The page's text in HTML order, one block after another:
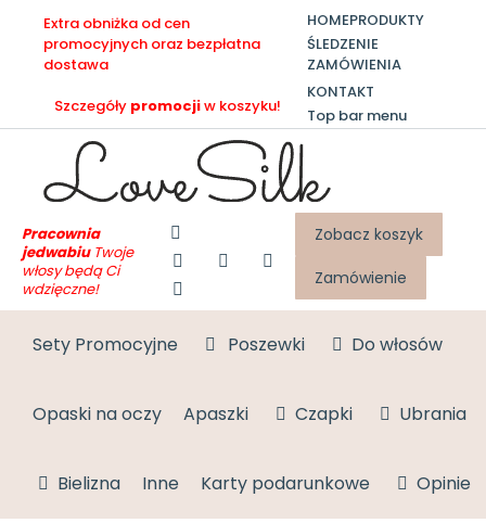
Extra obniżka od cen
promocyjnych oraz bezpłatna
dostawa
Szczegóły promocjiw koszyku!
HOMEPRODUKTY
ŚLEDZENIE
ZAMÓWIENIA
KONTAKT
Top bar menu
Pracownia
jedwabiuTwoje
włosy będą Ci
wdzięczne!
Zobacz koszyk
Zamówienie
Sety Promocyjne Poszewki Do włosów
Opaski na oczy Apaszki Czapki Ubrania
Bielizna Inne Karty podarunkowe Opinie